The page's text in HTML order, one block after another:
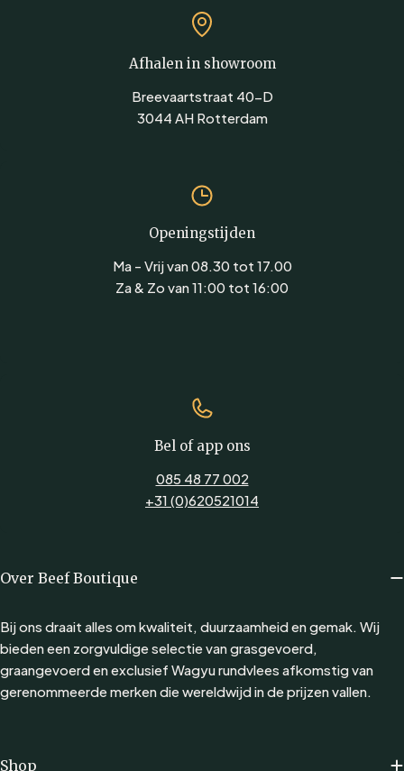
Afhalen in showroom
Breevaartstraat 40-D
3044 AH Rotterdam
Openingstijden
Ma - Vrij van 08.30 tot 17.00
Za & Zo van 11:00 tot 16:00
Bel of app ons
085 48 77 002
+31 (0)620521014
Over Beef Boutique
Bij ons draait alles om kwaliteit, duurzaamheid en gemak. Wij
bieden een zorgvuldige selectie van grasgevoerd,
graangevoerd en exclusief Wagyu rundvlees afkomstig van
gerenommeerde merken die wereldwijd in de prijzen vallen.
Shop